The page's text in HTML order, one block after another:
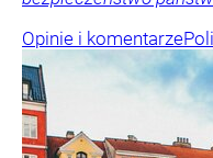
Opinie i komentarze